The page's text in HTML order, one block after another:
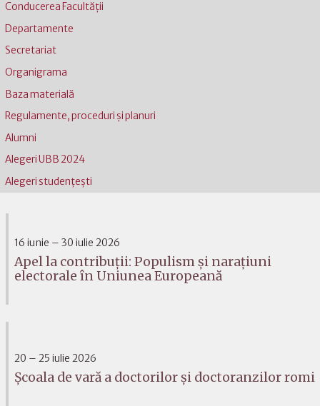
Conducerea Facultății
Departamente
Secretariat
Organigrama
Baza materială
Regulamente, proceduri și planuri
Alumni
Alegeri UBB 2024
Alegeri studențești
16 iunie – 30 iulie 2026
Apel la contribuții: Populism și narațiuni
electorale în Uniunea Europeană
20 – 25 iulie 2026
Școala de vară a doctorilor și doctoranzilor romi